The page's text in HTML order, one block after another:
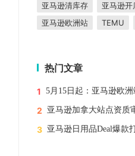
亚马逊清库存
亚马逊开
亚马逊欧洲站
TEMU
DeepSeek
亚马逊站外推广体系课
亚马逊选品思路
亚马逊
选品策略
Deal站
热门文章
1 5月15日起：亚马逊欧
2 亚马逊加拿大站点资质
3 亚马逊日用品Deal爆款